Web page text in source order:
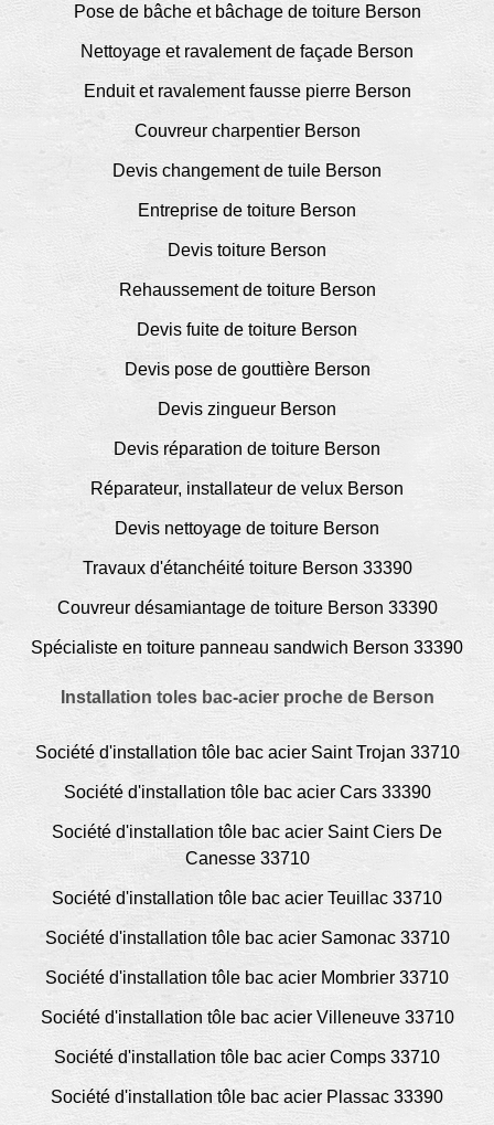
Pose de bâche et bâchage de toiture Berson
Nettoyage et ravalement de façade Berson
Enduit et ravalement fausse pierre Berson
Couvreur charpentier Berson
Devis changement de tuile Berson
Entreprise de toiture Berson
Devis toiture Berson
Rehaussement de toiture Berson
Devis fuite de toiture Berson
Devis pose de gouttière Berson
Devis zingueur Berson
Devis réparation de toiture Berson
Réparateur, installateur de velux Berson
Devis nettoyage de toiture Berson
Travaux d'étanchéité toiture Berson 33390
Couvreur désamiantage de toiture Berson 33390
Spécialiste en toiture panneau sandwich Berson 33390
Installation toles bac-acier proche de Berson
Société d'installation tôle bac acier Saint Trojan 33710
Société d'installation tôle bac acier Cars 33390
Société d'installation tôle bac acier Saint Ciers De
Canesse 33710
Société d'installation tôle bac acier Teuillac 33710
Société d'installation tôle bac acier Samonac 33710
Société d'installation tôle bac acier Mombrier 33710
Société d'installation tôle bac acier Villeneuve 33710
Société d'installation tôle bac acier Comps 33710
Société d'installation tôle bac acier Plassac 33390